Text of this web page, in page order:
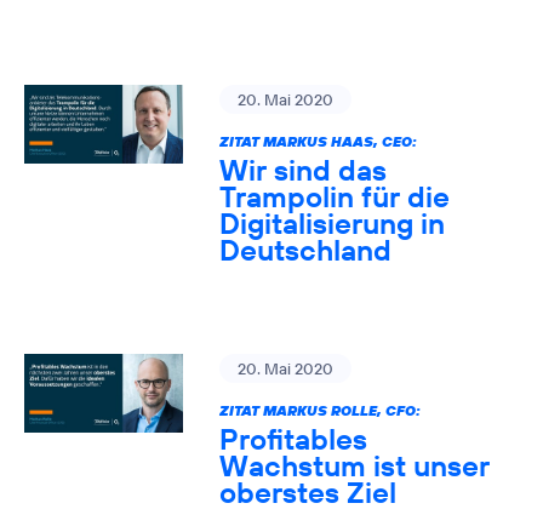
20. Mai 2020
ZITAT MARKUS HAAS, CEO:
Wir sind das
Trampolin für die
Digitalisierung in
Deutschland
20. Mai 2020
ZITAT MARKUS ROLLE, CFO:
Profitables
Wachstum ist unser
oberstes Ziel